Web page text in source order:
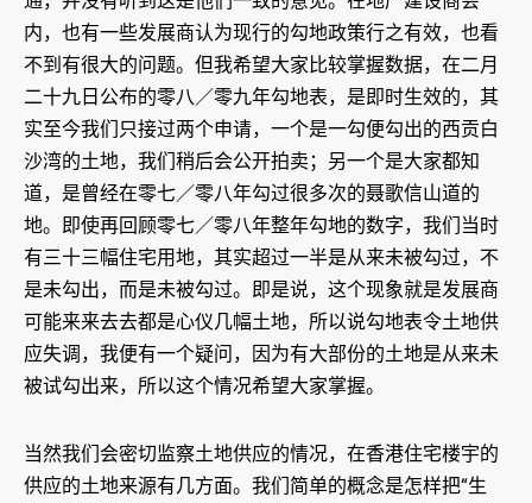
内，也有一些发展商认为现行的勾地政策行之有效，也看
不到有很大的问题。但我希望大家比较掌握数据，在二月
二十九日公布的零八／零九年勾地表，是即时生效的，其
实至今我们只接过两个申请，一个是一勾便勾出的西贡白
沙湾的土地，我们稍后会公开拍卖；另一个是大家都知
道，是曾经在零七／零八年勾过很多次的聂歌信山道的
地。即使再回顾零七／零八年整年勾地的数字，我们当时
有三十三幅住宅用地，其实超过一半是从来未被勾过，不
是未勾出，而是未被勾过。即是说，这个现象就是发展商
可能来来去去都是心仪几幅土地，所以说勾地表令土地供
应失调，我便有一个疑问，因为有大部份的土地是从来未
被试勾出来，所以这个情况希望大家掌握。
当然我们会密切监察土地供应的情况，在香港住宅楼宇的
供应的土地来源有几方面。我们简单的概念是怎样把“生